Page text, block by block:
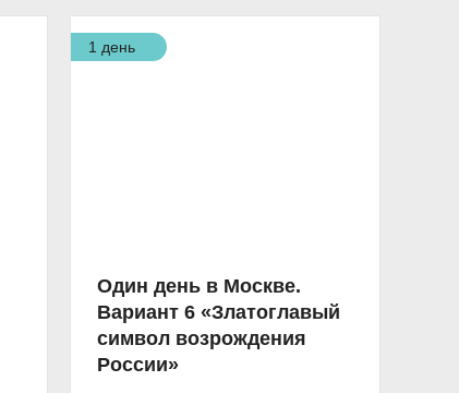
1 день
Один день в Москве.
Вариант 6 «Златоглавый
символ возрождения
России»